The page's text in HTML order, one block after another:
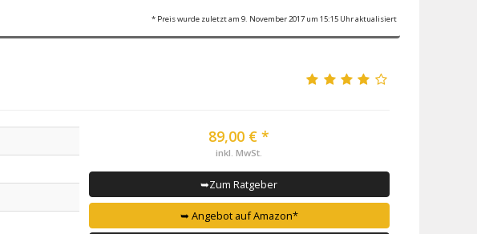
* Preis wurde zuletzt am 9. November 2017 um 15:15 Uhr aktualisiert
89,00 € *
inkl. MwSt.
➥Zum Ratgeber
➥ Angebot auf Amazon*